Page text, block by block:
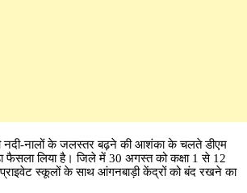
नदी-नालों के जलस्तर बढ़ने की आशंका के चलते डीएम
फैसला लिया है। जिले में 30 अगस्त को कक्षा 1 से 12
स्कूलों के साथ आंगनबाड़ी केंद्रों को बंद रखने का